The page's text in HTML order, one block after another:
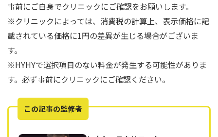
事前にご自身でクリニックにご確認をお願いします。
※クリニックによっては、消費税の計算上、表示価格に記
載されている価格に1円の差異が生じる場合がございま
す。
※HYHYで選択項目のない料金が発生する可能性がありま
す。必ず事前にクリニックにご確認ください。
この記事の監修者